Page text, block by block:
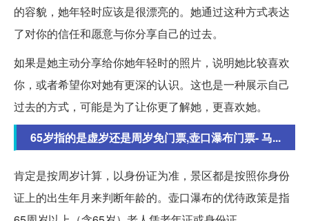
的容貌，她年轻时应该是很漂亮的。她通过这种方式表达
了对你的信任和愿意与你分享自己的过去。
如果是她主动分享给你她年轻时的照片，说明她比较喜欢
你，或者希望你对她有更深的认识。这也是一种展示自己
过去的方式，可能是为了让你更了解她，更喜欢她。
65岁指的是虚岁还是周岁免门票,壶口瀑布门票- 马...
肯定是按周岁计算，以身份证为准，景区都是按照你身份
证上的出生年月来判断年龄的。壶口瀑布的优待政策是指